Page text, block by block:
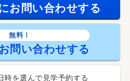
お問い合わせする
無料！
問い合わせする
時を選んで見学予約する